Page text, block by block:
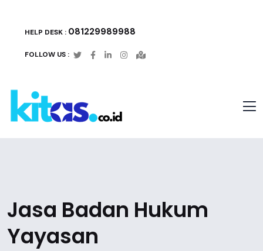
HELP DESK : 081229989988
FOLLOW US :
Jasa Badan Hukum
Yayasan